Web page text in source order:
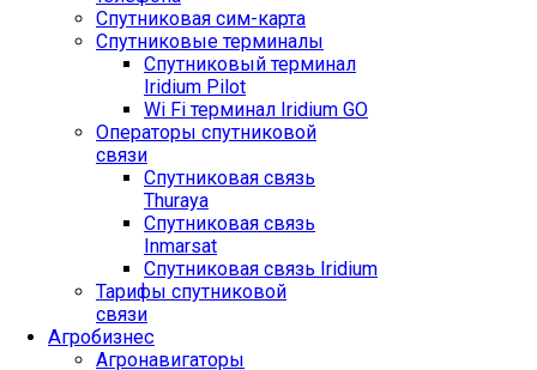
Спутниковая сим-карта
Спутниковые терминалы
Спутниковый терминал
Iridium Pilot
Wi Fi терминал Iridium GO
Операторы спутниковой
связи
Спутниковая связь
Thuraya
Спутниковая связь
Inmarsat
Спутниковая связь Iridium
Тарифы спутниковой
связи
Агробизнес
Агронавигаторы